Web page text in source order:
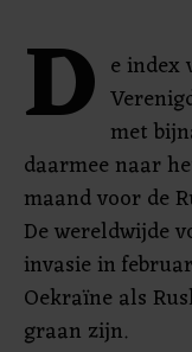
D e index
met
daarmee naar
maand voor de
De wereldwijde
invasie in
Oekraïne als
graan zijn.